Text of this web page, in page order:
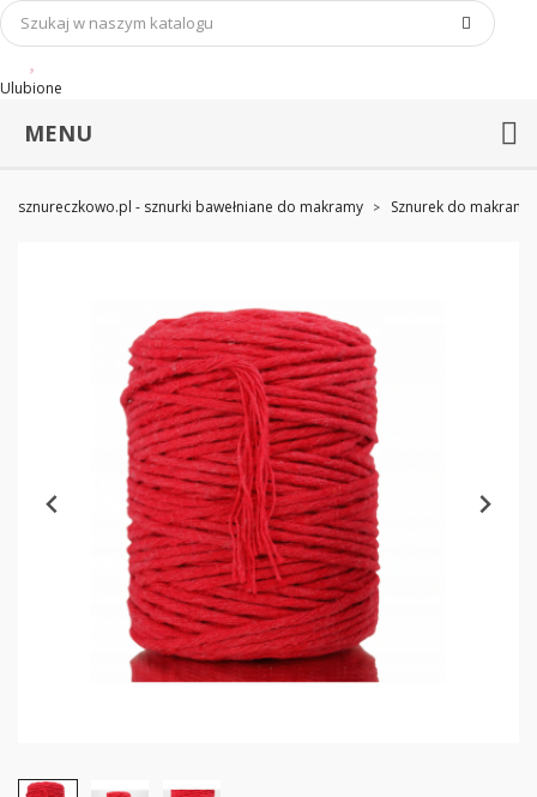
Ulubione
MENU
sznureczkowo.pl - sznurki bawełniane do makramy Sznurek do makramy